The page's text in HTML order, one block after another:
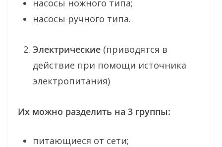
насосы ножного типа;
насосы ручного типа.
Электрические (приводятся в
действие при помощи источника
электропитания)
Их можно разделить на 3 группы:
питающиеся от сети;